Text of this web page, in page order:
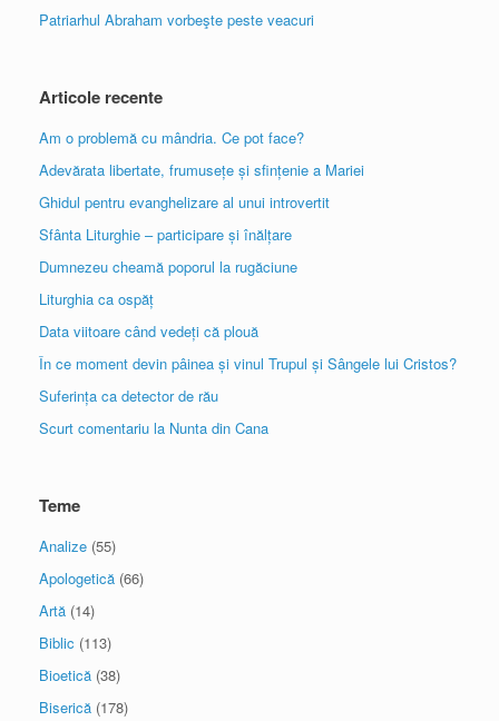
Patriarhul Abraham vorbeşte peste veacuri
Articole recente
Am o problemă cu mândria. Ce pot face?
Adevărata libertate, frumusețe și sfințenie a Mariei
Ghidul pentru evanghelizare al unui introvertit
Sfânta Liturghie – participare și înălțare
Dumnezeu cheamă poporul la rugăciune
Liturghia ca ospăț
Data viitoare când vedeți că plouă
În ce moment devin pâinea și vinul Trupul și Sângele lui Cristos?
Suferința ca detector de rău
Scurt comentariu la Nunta din Cana
Teme
Analize (55)
Apologetică (66)
Artă (14)
Biblic (113)
Bioetică (38)
Biserică (178)